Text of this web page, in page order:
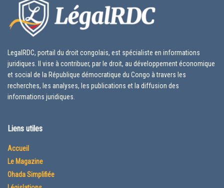
LegalRDC, portail du droit congolais, est spécialiste en informations
juridiques. Il vise à contribuer, par le droit, au développement économique
et social de la République démocratique du Congo à travers les
recherches, les analyses, les publications et la diffusion des
informations juridiques.
Liens utiles
Accueil
Le Magazine
Ohada Simplifiée